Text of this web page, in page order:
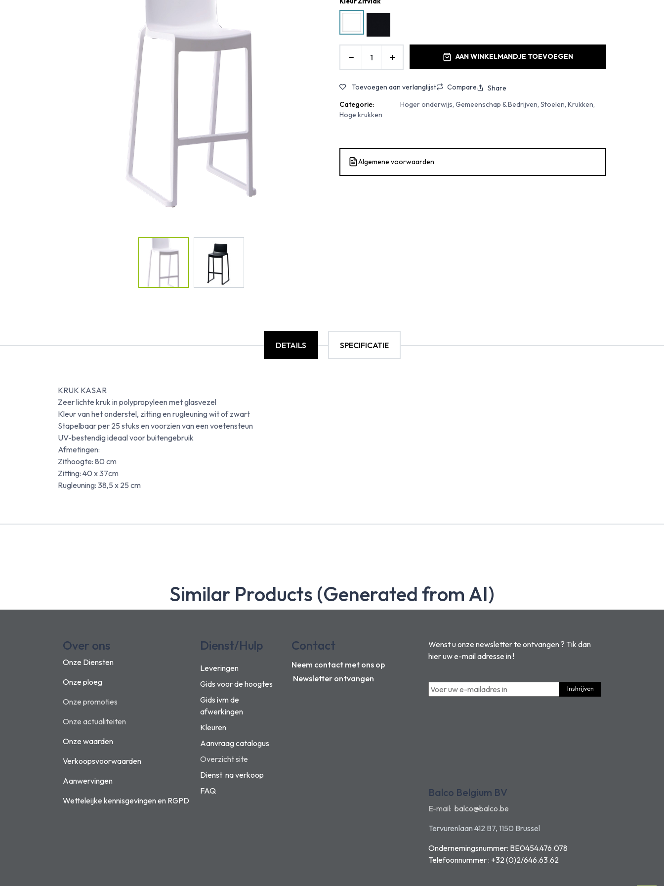
AAN WINKELMANDJE TOEVOEGEN
Toevoegen aan verlanglijst Compare
Share
Categorie:
Hoger onderwijs, Gemeenschap & Bedrijven, Stoelen, Krukken,
Hoge krukken
Algemene voorwaarden
DETAILS SPECIFICATIE
KRUK KASAR
Zeer lichte kruk in polypropyleen met glasvezel
Kleur van het onderstel, zitting en rugleuning wit of zwart
Stapelbaar per 25 stuks en voorzien van een voetensteun
UV-bestendig ideaal voor buitengebruik
Afmetingen:
Zithoogte: 80 cm
Zitting: 40 x 37cm
Rugleuning: 38,5 x 25 cm
Similar Products (Generated from AI)
Over ons
Onze Diensten
Onze ploeg
Onze promoties
Onze actualiteiten
Onze waarden
Verkoopsvoorwaarden
Aanwervingen
Wetteleijke kennisgevingen en RGPD
Dienst/Hulp
Leveringen
Gids voor de hoogtes
Gids ivm de
afwerkingen
Kleuren
Aanvraag catalogus
Overzicht site
Dienst na verkoop
FAQ
Wenst u onze newsletter te ontvangen ? Tik dan
hier uw e-mail adresse in !
Inshrijven
Balco Belgium BV
E-mail: balco@balco.be
Tervurenlaan 412 B7, 1150 Brussel
Ondernemingsnummer: BE0454.476.078
Telefoonnummer : +32 (0)2/646.63.62
Contact
Neem contact met ons op
Newsletter ontvangen